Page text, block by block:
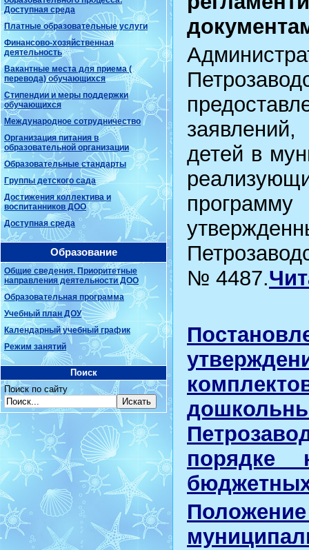
Доступная среда
Платные образовательные услуги
Финансово-хозяйственная
деятельность
Вакантные места для приема (
перевода) обучающихся
Стипендии и меры поддержки
обучающихся
Международное сотрудничество
Организация питания в
образовательной организации
Образовательные стандарты
Группы детского сада
Достижения коллектива и
воспитанников ДОО
Доступная среда
Образование
Общие сведения. Приоритетные
направления деятельности ДОО
Образовательная программа
Учебный план ДОУ
Календарный учебный график
Режим занятий
Поиск
Поиск по сайту
детей в
№ 4487.
порядке